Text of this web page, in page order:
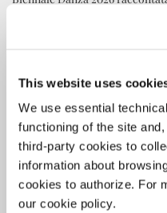
This website uses
We use essential
functioning of the site
third-party cookies to
information about
cookies to authorize. For
our cookie policy.
intervento esclusivo di Frances
di Danza con Bangarra
Francesco Casetti, Manuela